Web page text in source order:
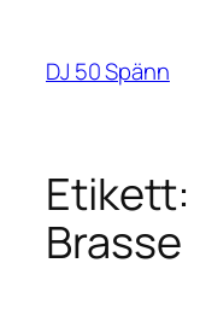
innehåll
DJ 50 Spänn
Etikett:
Brasse